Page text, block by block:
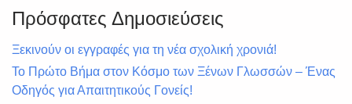
Πρόσφατες Δημοσιεύσεις
Ξεκινούν οι εγγραφές για τη νέα σχολική χρονιά!
Το Πρώτο Βήμα στον Κόσμο των Ξένων Γλωσσών – Ένας
Οδηγός για Απαιτητικούς Γονείς!